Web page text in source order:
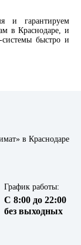
и гарантируем
в Краснодаре, и
быстро и
в Краснодаре
График работы:
С 8:00 до 22:00
без выходных